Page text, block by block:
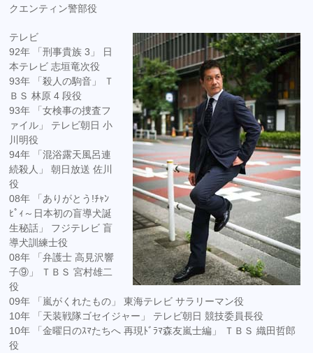
クエンティン警部役
テレビ
92年 「刑事貴族 3」 日
本テレビ 志垣竜次役
93年 「殺人の駒音」 Ｔ
ＢＳ 林原 4 段役
93年 「女検事の捜査フ
ァイル」 テレビ朝日 小
川明役
94年 「混浴露天風呂連
続殺人」 朝日放送 佐川
役
08年 「ありがとう!ﾁｬﾝ
ﾋﾟｨ～日本初の盲導犬誕
生秘話」 フジテレビ 盲
導犬訓練士役
08年 「弁護士 高見沢響
子⑨」 ＴＢＳ 宮村雄二
役
09年 「嵐がくれたもの」 東海テレビ サラリーマン役
10年 「天装戦隊ゴセイジャー」 テレビ朝日 競技委員長役
10年 「金曜日のｽﾏたちへ 再現ﾄﾞﾗﾏ森友嵐士編」 ＴＢＳ 織田哲郎
役